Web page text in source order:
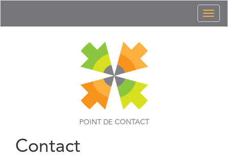
POINT DE CONTACT
Contact